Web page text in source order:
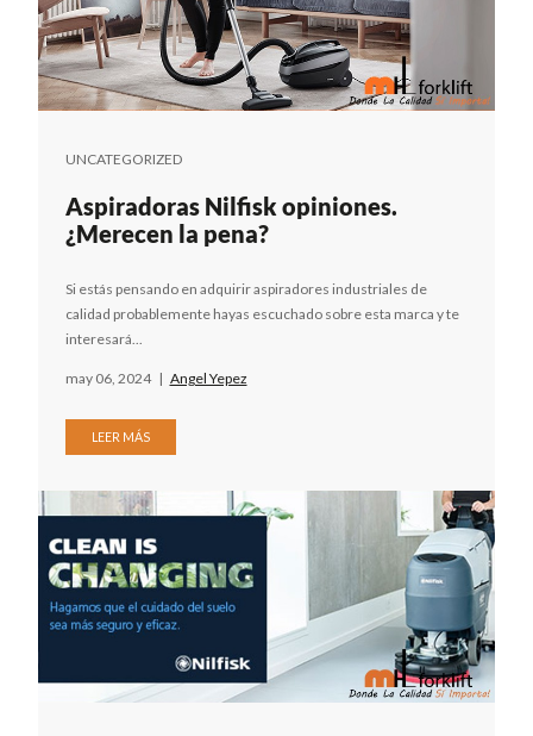
UNCATEGORIZED
Aspiradoras Nilfisk opiniones.
¿Merecen la pena?
Si estás pensando en adquirir aspiradores industriales de
calidad probablemente hayas escuchado sobre esta marca y te
interesará...
may 06, 2024 | Angel Yepez
LEER MÁS